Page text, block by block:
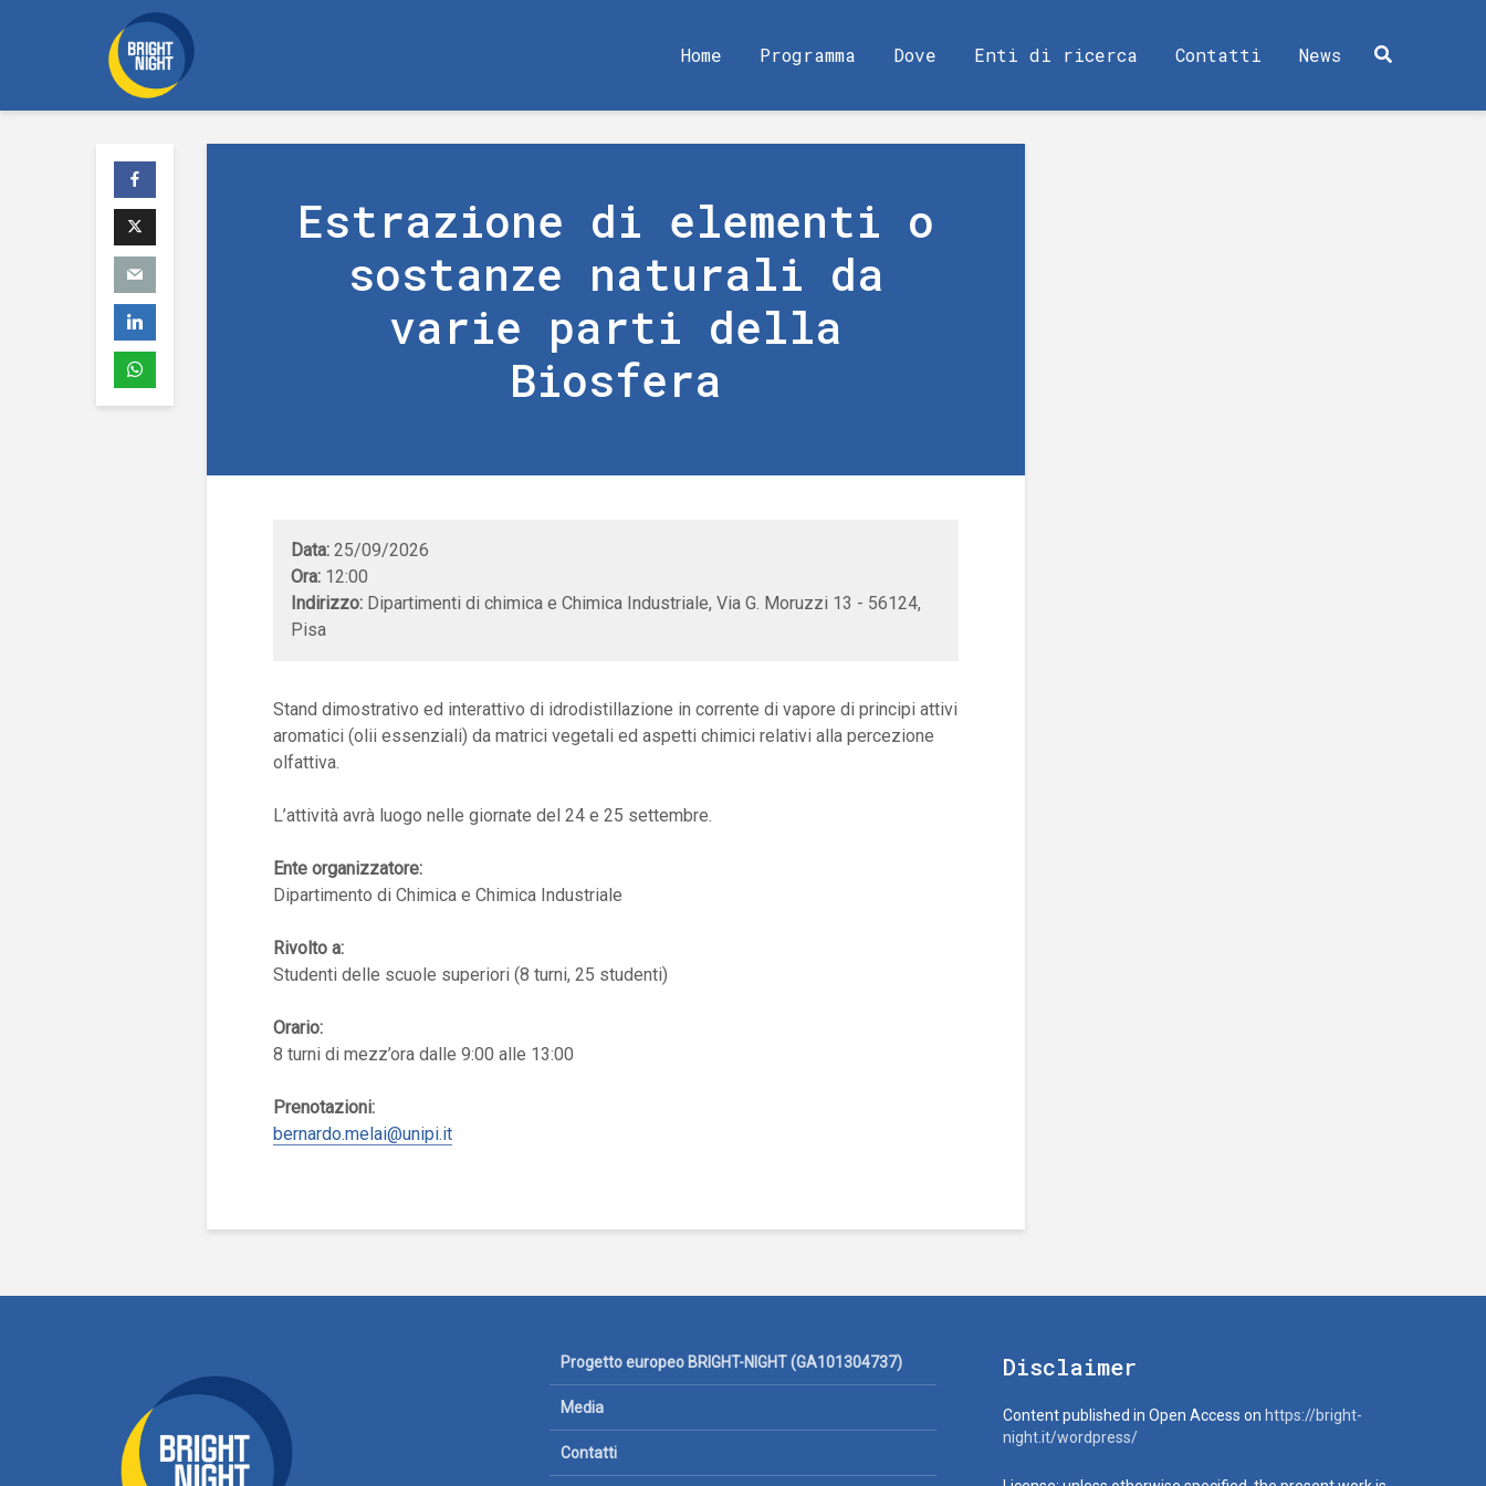
Home Programma Dove Enti di ricerca Contatti News
Estrazione di elementi o
sostanze naturali da
varie parti della
Biosfera
Data: 25/09/2026
Ora: 12:00
Indirizzo: Dipartimenti di chimica e Chimica Industriale, Via G. Moruzzi 13 - 56124,
Pisa
Stand dimostrativo ed interattivo di idrodistillazione in corrente di vapore di principi attivi
aromatici (olii essenziali) da matrici vegetali ed aspetti chimici relativi alla percezione
olfattiva.
L’attività avrà luogo nelle giornate del 24 e 25 settembre.
Ente organizzatore:
Dipartimento di Chimica e Chimica Industriale
Rivolto a:
Studenti delle scuole superiori (8 turni, 25 studenti)
Orario:
8 turni di mezz’ora dalle 9:00 alle 13:00
Prenotazioni:
bernardo.melai@unipi.it
Progetto europeo BRIGHT-NIGHT (GA101304737)
Media
Contatti
Disclaimer
Content published in Open Access on https://bright-
night.it/wordpress/